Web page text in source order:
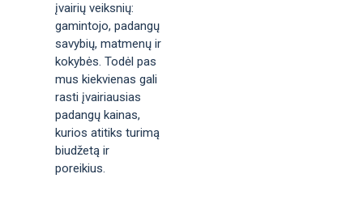
įvairių veiksnių:
gamintojo, padangų
savybių, matmenų ir
kokybės. Todėl pas
mus kiekvienas gali
rasti įvairiausias
padangų kainas,
kurios atitiks turimą
biudžetą ir
poreikius.